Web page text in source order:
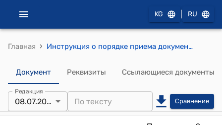
KG RU
Главная › Инструкция о порядке приема документов, оформления, персонификации, учета, выдачи и уничтожения ID-карты и общегражданского паспорта (Утверждена постановлением Кабинета Министров Кыргызской Республики от 12 апреля 2024 года № 167)
Документ Реквизиты Ссылающиеся документы
Редакция
08.07.2026 Сравнение